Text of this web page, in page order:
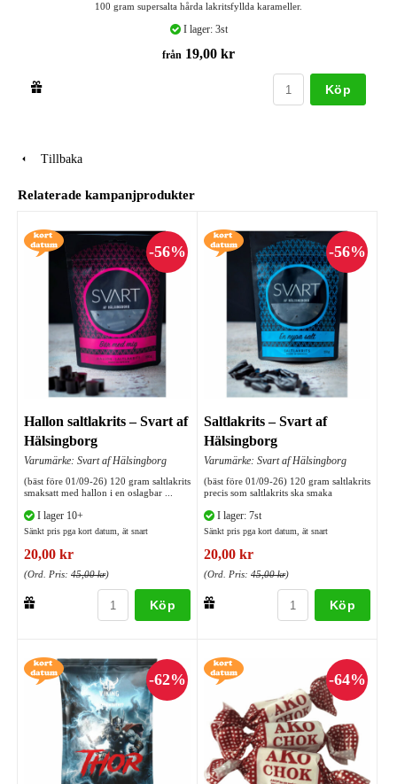
100 gram supersalta hårda lakritsfyllda karameller.
I lager: 3st
från 19,00 kr
Köp
Tillbaka
Relaterade kampanjprodukter
Hallon saltlakrits – Svart af
Hälsingborg
Varumärke: Svart af Hälsingborg
(bäst före 01/09-26) 120 gram saltlakrits
smaksatt med hallon i en oslagbar ...
I lager 10+
Sänkt pris pga kort datum, ät snart
20,00 kr
(Ord. Pris: 45,00 kr)
Köp
Saltlakrits – Svart af
Hälsingborg
Varumärke: Svart af Hälsingborg
(bäst före 01/09-26) 120 gram saltlakrits
precis som saltlakrits ska smaka
I lager: 7st
Sänkt pris pga kort datum, ät snart
20,00 kr
(Ord. Pris: 45,00 kr)
Köp